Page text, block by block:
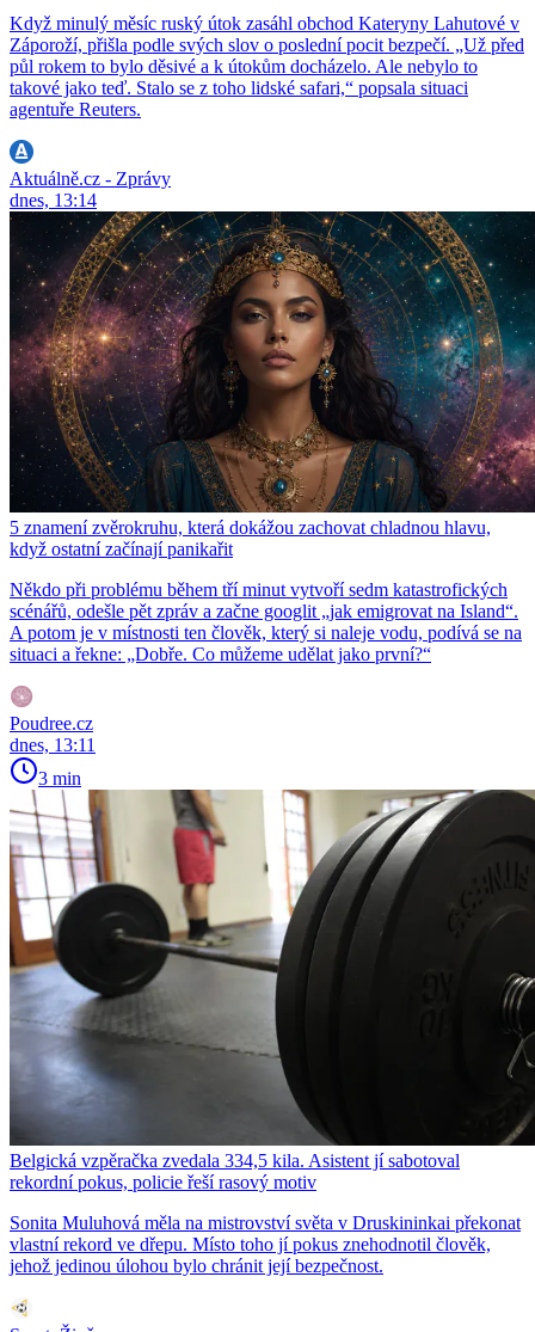
Když minulý měsíc ruský útok zasáhl obchod Kateryny Lahutové v
Záporoží, přišla podle svých slov o poslední pocit bezpečí. „Už před
půl rokem to bylo děsivé a k útokům docházelo. Ale nebylo to
takové jako teď. Stalo se z toho lidské safari,“ popsala situaci
agentuře Reuters.
Aktuálně.cz - Zprávy
dnes, 13:14
5 znamení zvěrokruhu, která dokážou zachovat chladnou hlavu,
když ostatní začínají panikařit
Někdo při problému během tří minut vytvoří sedm katastrofických
scénářů, odešle pět zpráv a začne googlit „jak emigrovat na Island“.
A potom je v místnosti ten člověk, který si naleje vodu, podívá se na
situaci a řekne: „Dobře. Co můžeme udělat jako první?“
Poudree.cz
dnes, 13:11
3 min
Belgická vzpěračka zvedala 334,5 kila. Asistent jí sabotoval
rekordní pokus, policie řeší rasový motiv
Sonita Muluhová měla na mistrovství světa v Druskininkai překonat
vlastní rekord ve dřepu. Místo toho jí pokus znehodnotil člověk,
jehož jedinou úlohou bylo chránit její bezpečnost.